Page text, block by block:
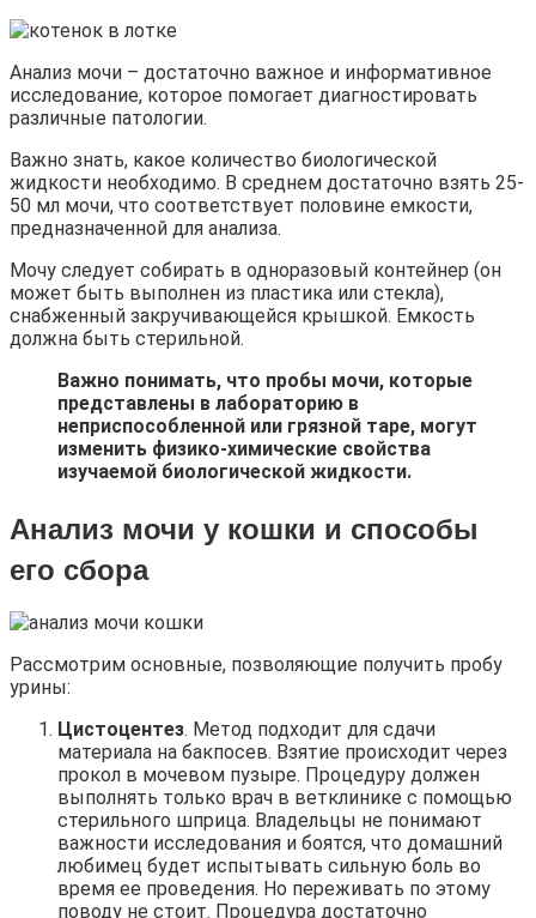
Анализ мочи – достаточно важное и информативное
исследование, которое помогает диагностировать
различные патологии.
Важно знать, какое количество биологической
жидкости необходимо. В среднем достаточно взять 25-
50 мл мочи, что соответствует половине емкости,
предназначенной для анализа.
Мочу следует собирать в одноразовый контейнер (он
может быть выполнен из пластика или стекла),
снабженный закручивающейся крышкой. Емкость
должна быть стерильной.
Важно понимать, что пробы мочи, которые
представлены в лабораторию в
неприспособленной или грязной таре, могут
изменить физико-химические свойства
изучаемой биологической жидкости.
Анализ мочи у кошки и способы
его сбора
Рассмотрим основные, позволяющие получить пробу
урины:
Цистоцентез. Метод подходит для сдачи
материала на бакпосев. Взятие происходит через
прокол в мочевом пузыре. Процедуру должен
выполнять только врач в ветклинике с помощью
стерильного шприца. Владельцы не понимают
важности исследования и боятся, что домашний
любимец будет испытывать сильную боль во
время ее проведения. Но переживать по этому
поводу не стоит. Процедура достаточно